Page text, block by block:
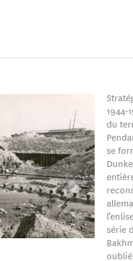
1944-
du
se
série